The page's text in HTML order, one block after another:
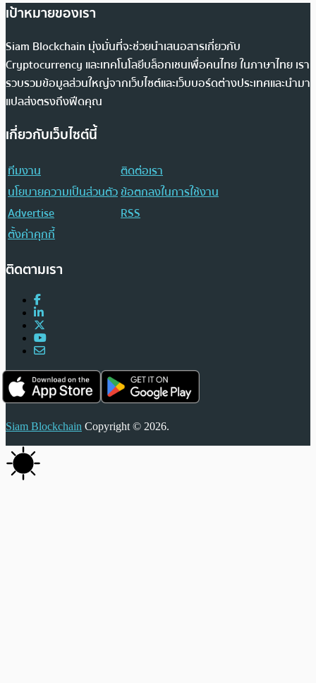
เป้าหมายของเรา
Siam Blockchain มุ่งมั่นที่จะช่วยนำเสนอสารเกี่ยวกับ
Cryptocurrency และเทคโนโลยีบล็อกเชนเพื่อคนไทย ในภาษาไทย เรา
รวบรวมข้อมูลส่วนใหญ่จากเว็บไซต์และเว็บบอร์ดต่างประเทศและนำมา
แปลส่งตรงถึงฟีดคุณ
เกี่ยวกับเว็บไซต์นี้
ทีมงาน
ติดต่อเรา
นโยบายความเป็นส่วนตัวข้อตกลงในการใช้งาน
Advertise
RSS
ตั้งค่าคุกกี้
ติดตามเรา
Siam Blockchain Copyright © 2026.